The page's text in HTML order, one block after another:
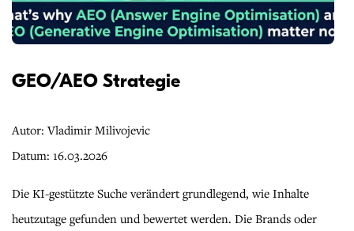
GEO/AEO Strategie
Autor: Vladimir Milivojevic
Datum: 16.03.2026
Die KI-gestützte Suche verändert grundlegend, wie Inhalte
heutzutage gefunden und bewertet werden. Die Brands oder